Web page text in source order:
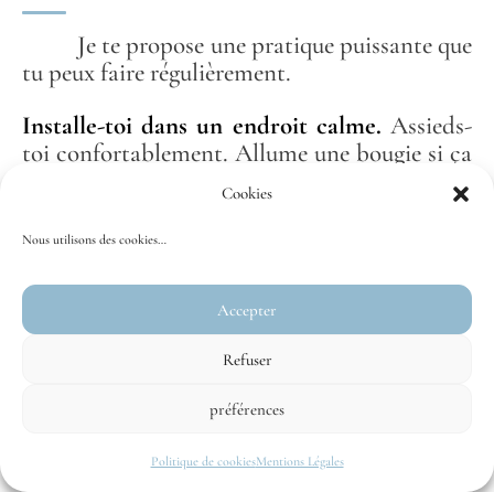
Cookies
Nous utilisons des cookies…
Accepter
Refuser
préférences
Politique de cookiesMentions Légales
Je te propose une pratique puissante que
tu peux faire régulièrement.
Installe-toi dans un endroit calme. Assieds-
toi confortablement. Allume une bougie si ça
Respire profondément.
Visualise ton enfant intérieur devant
toi.Vois-le clairement. Son âge, son visage, ses
« De quoi as-tu besoin
aujourd’hui ? »